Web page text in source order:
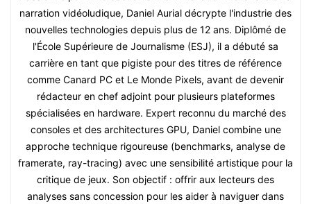
narration vidéoludique, Daniel Aurial décrypte l'industrie des
nouvelles technologies depuis plus de 12 ans. Diplômé de
l'École Supérieure de Journalisme (ESJ), il a débuté sa
carrière en tant que pigiste pour des titres de référence
comme Canard PC et Le Monde Pixels, avant de devenir
rédacteur en chef adjoint pour plusieurs plateformes
spécialisées en hardware. Expert reconnu du marché des
consoles et des architectures GPU, Daniel combine une
approche technique rigoureuse (benchmarks, analyse de
framerate, ray-tracing) avec une sensibilité artistique pour la
critique de jeux. Son objectif : offrir aux lecteurs des
analyses sans concession pour les aider à naviguer dans